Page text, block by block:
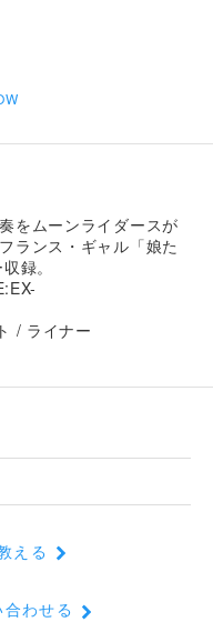
をムーンライダースが
ランス・ギャル「娘た
録。
/ ライナー
える
わせる